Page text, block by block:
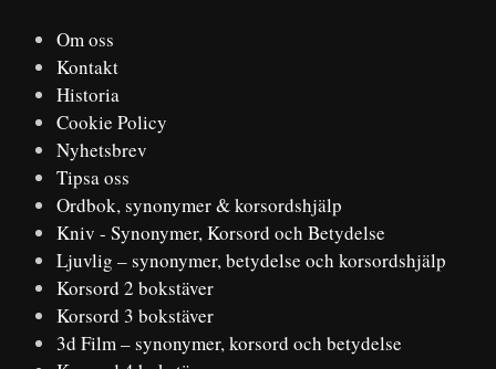
Om oss
Kontakt
Historia
Cookie Policy
Nyhetsbrev
Tipsa oss
Ordbok, synonymer & korsordshjälp
Kniv - Synonymer, Korsord och Betydelse
Ljuvlig – synonymer, betydelse och korsordshjälp
Korsord 2 bokstäver
Korsord 3 bokstäver
3d Film – synonymer, korsord och betydelse